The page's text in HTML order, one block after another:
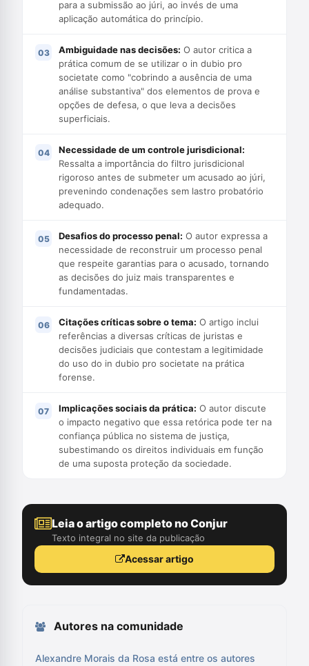
para a submissão ao júri, ao invés de uma
aplicação automática do princípio.
Ambiguidade nas decisões: O autor critica a
prática comum de se utilizar o in dubio pro
societate como "cobrindo a ausência de uma
análise substantiva" dos elementos de prova e
opções de defesa, o que leva a decisões
superficiais.
Necessidade de um controle jurisdicional:
Ressalta a importância do filtro jurisdicional
rigoroso antes de submeter um acusado ao júri,
prevenindo condenações sem lastro probatório
adequado.
Desafios do processo penal: O autor expressa a
necessidade de reconstruir um processo penal
que respeite garantias para o acusado, tornando
as decisões do juiz mais transparentes e
fundamentadas.
Citações críticas sobre o tema: O artigo inclui
referências a diversas críticas de juristas e
decisões judiciais que contestam a legitimidade
do uso do in dubio pro societate na prática
forense.
Implicações sociais da prática: O autor discute
o impacto negativo que essa retórica pode ter na
confiança pública no sistema de justiça,
subestimando os direitos individuais em função
de uma suposta proteção da sociedade.
Leia o artigo completo no Conjur
Texto integral no site da publicação
Acessar artigo
Autores na comunidade
Alexandre Morais da Rosa está entre os autores